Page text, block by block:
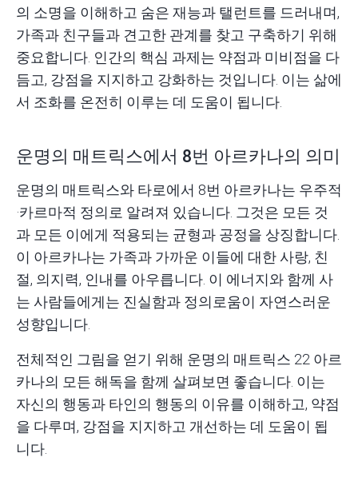
의 소명을 이해하고 숨은 재능과 탤런트를 드러내며,
가족과 친구들과 견고한 관계를 찾고 구축하기 위해
중요합니다. 인간의 핵심 과제는 약점과 미비점을 다
듬고, 강점을 지지하고 강화하는 것입니다. 이는 삶에
서 조화를 온전히 이루는 데 도움이 됩니다.
운명의 매트릭스에서 8번 아르카나의 의미
운명의 매트릭스와 타로에서 8번 아르카나는 우주적
·카르마적 정의로 알려져 있습니다. 그것은 모든 것
과 모든 이에게 적용되는 균형과 공정을 상징합니다.
이 아르카나는 가족과 가까운 이들에 대한 사랑, 친
절, 의지력, 인내를 아우릅니다. 이 에너지와 함께 사
는 사람들에게는 진실함과 정의로움이 자연스러운
성향입니다.
전체적인 그림을 얻기 위해 운명의 매트릭스 22 아르
카나의 모든 해독을 함께 살펴보면 좋습니다. 이는
자신의 행동과 타인의 행동의 이유를 이해하고, 약점
을 다루며, 강점을 지지하고 개선하는 데 도움이 됩
니다.